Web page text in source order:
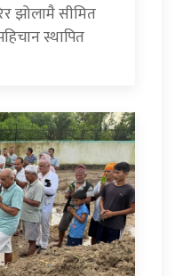
झोलामै सीमित
स्थापित